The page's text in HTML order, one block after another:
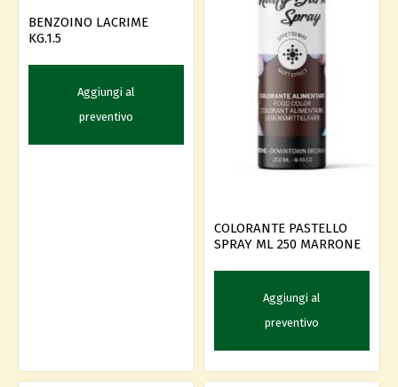
BENZOINO LACRIME
KG.1.5
Aggiungi al
preventivo
COLORANTE PASTELLO
SPRAY ML 250 MARRONE
Aggiungi al
preventivo